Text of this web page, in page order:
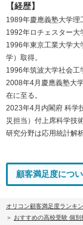
【経歴】
1989年慶應義塾大学理
1992年ロチェスター大
1996年東京工業大学大
学）取得。
1996年筑波大学社会工
2008年4月慶應義塾大
在に至る。
2023年4月内閣府 科学
災担当）付上席科学技
研究分野は応用統計解
顧客満足度につ
オリコン顧客満足度ランキ
おすすめの高校受験 個